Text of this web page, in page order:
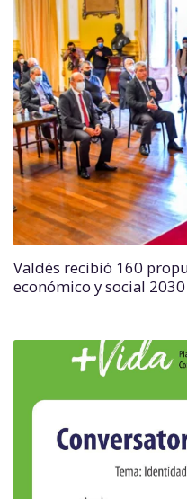
Valdés recibió 160
económico y social 2030